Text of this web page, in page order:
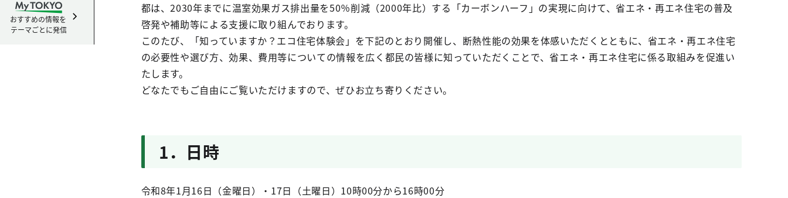
おすすめの情報を
テーマごとに発信
都は、2030年までに温室効果ガス排出量を50％削減（2000年比）する「カーボンハーフ」の実現に向けて、省エネ・再エネ住宅の普及
啓発や補助等による支援に取り組んでおります。
このたび、「知っていますか？エコ住宅体験会」を下記のとおり開催し、断熱性能の効果を体感いただくとともに、省エネ・再エネ住宅
の必要性や選び方、効果、費用等についての情報を広く都民の皆様に知っていただくことで、省エネ・再エネ住宅に係る取組みを促進い
たします。
どなたでもご自由にご覧いただけますので、ぜひお立ち寄りください。
1．日時
令和8年1月16日（金曜日）・17日（土曜日）10時00分から16時00分